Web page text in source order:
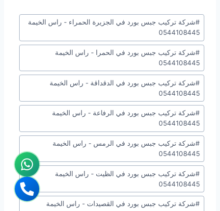
وسوم
المقال:
#شركة تركيب جبس بورد في الجزيرة الحمراء - راس الخيمة
0544108445
#شركة تركيب جبس بورد في الحمرا - راس الخيمة
0544108445
#شركة تركيب جبس بورد في الدقداقة - راس الخيمة
0544108445
#شركة تركيب جبس بورد في الرفاعة - راس الخيمة
0544108445
#شركة تركيب جبس بورد في الرمس - راس الخيمة
0544108445
#شركة تركيب جبس بورد في الظيت - راس الخيمة
0544108445
#شركة تركيب جبس بورد في القصيدات - راس الخيمة